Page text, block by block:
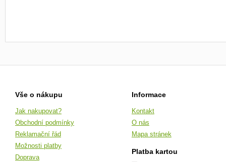
Vše o nákupu
Jak nakupovat?
Obchodní podmínky
Reklamační řád
Možnosti platby
Doprava
Informace
Kontakt
O nás
Mapa stránek
Platba kartou